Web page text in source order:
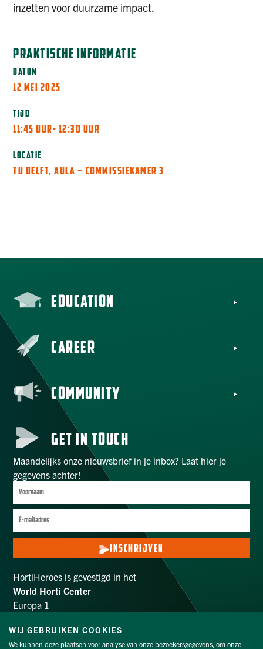
inzetten voor duurzame impact.
PRAKTISCHE INFORMATIE
DATUM
12 MEI 2025
TIJD
11:45 UUR- 12:30 UUR
LOCATIE
TU DELFT, AULA – COMMISSIEKAMER 3
EDUCATION
CAREER
COMMUNITY
GET IN TOUCH
Maandelijks onze nieuwsbrief in je inbox? Laat hier je
gegevens achter!
INSCHRIJVEN
HortiHeroes is gevestigd in het
World Horti Center
Europa 1
info@hortiheroes.com
WIJ GEBRUIKEN COOKIES
We kunnen deze plaatsen voor analyse van onze bezoekersgegevens, om onze